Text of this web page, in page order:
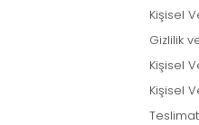
Kişisel
Gizlilik
Kişisel
Kişisel